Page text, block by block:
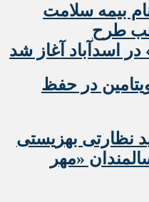
بیمه سلامت
طرح
اسدآباد آغاز شد
در حفظ
نظارتی بهزیستی
«مهر